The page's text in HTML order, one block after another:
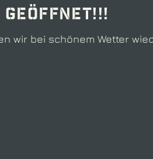
geöffnet!!!
wir bei schönem Wetter